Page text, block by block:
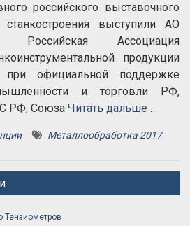
российского выставочного
выступили АО
Российская Ассоциация
продукции
при официальной поддержке
и торговли РФ,
РФ, Союза Читать дальше …
Металлообработка 2017
Тензиометров